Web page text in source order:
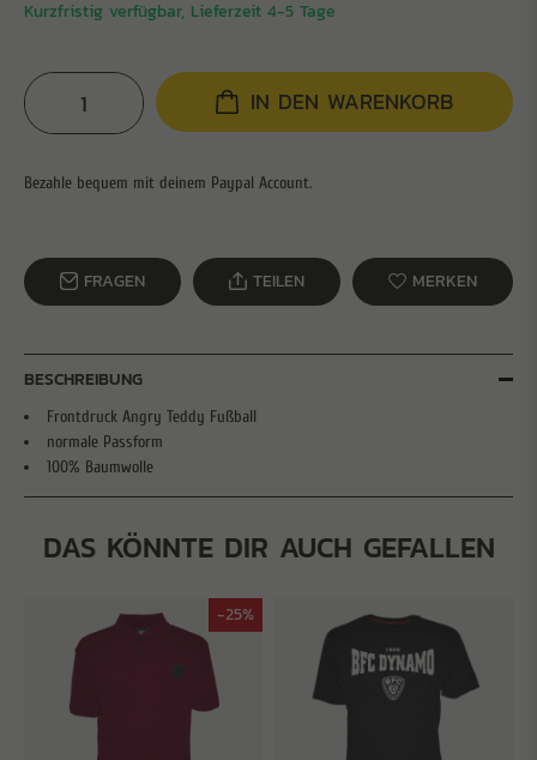
Kurzfristig verfügbar, Lieferzeit 4-5 Tage
IN DEN WARENKORB
FRAGEN TEILEN MERKEN
BESCHREIBUNG
Frontdruck Angry Teddy Fußball
normale Passform
100% Baumwolle
DAS KÖNNTE DIR AUCH GEFALLEN
-25%